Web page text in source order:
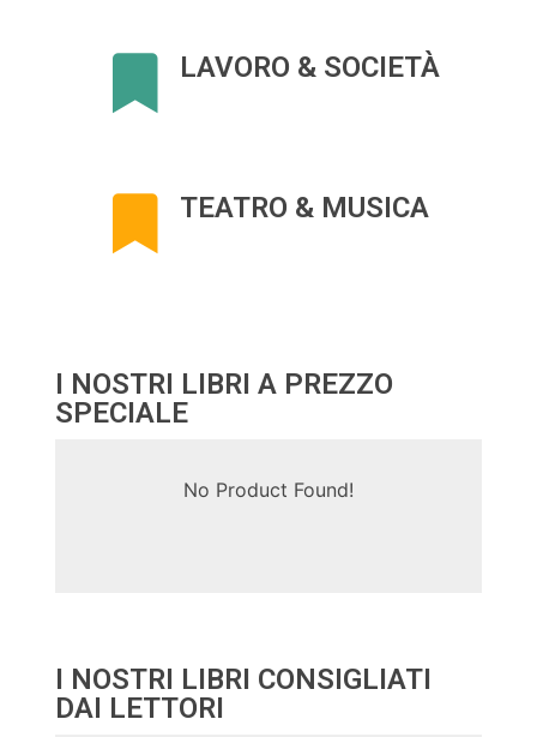
LAVORO & SOCIETÀ
TEATRO & MUSICA
I NOSTRI LIBRI A PREZZO
SPECIALE
No Product Found!
I NOSTRI LIBRI CONSIGLIATI
DAI LETTORI